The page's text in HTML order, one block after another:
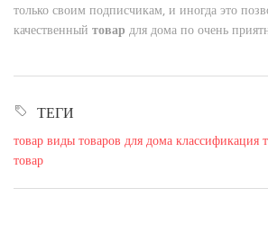
только своим подписчикам, и иногда это
качественный товар для дома по очень
ТЕГИ
товар виды товаров для дома классификация
товар